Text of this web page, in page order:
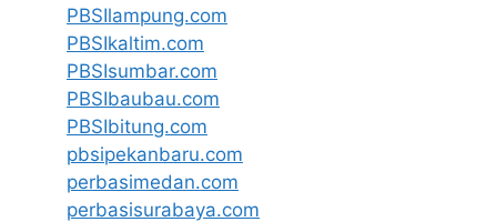
PBSIlampung.com
PBSIkaltim.com
PBSIsumbar.com
PBSIbaubau.com
PBSIbitung.com
pbsipekanbaru.com
perbasimedan.com
perbasisurabaya.com